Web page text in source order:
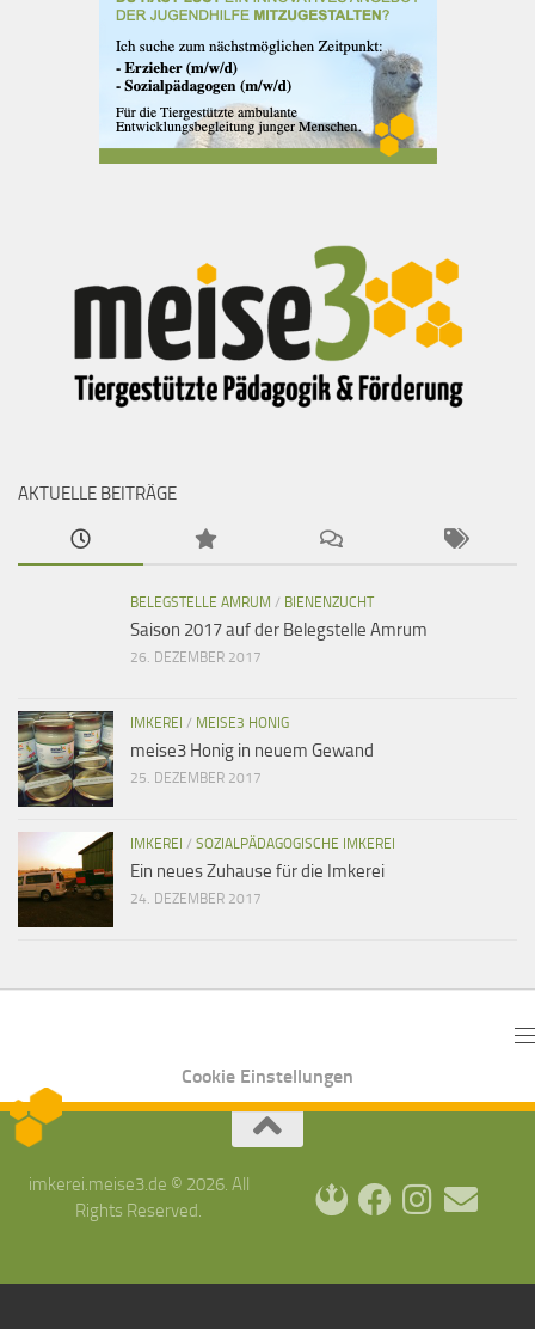
AKTUELLE BEITRÄGE
BELEGSTELLE AMRUM / BIENENZUCHT
Saison 2017 auf der Belegstelle Amrum
26. DEZEMBER 2017
IMKEREI / MEISE3 HONIG
meise3 Honig in neuem Gewand
25. DEZEMBER 2017
IMKEREI / SOZIALPÄDAGOGISCHE IMKEREI
Ein neues Zuhause für die Imkerei
24. DEZEMBER 2017
Cookie Einstellungen
imkerei.meise3.de © 2026. All
Rights Reserved.